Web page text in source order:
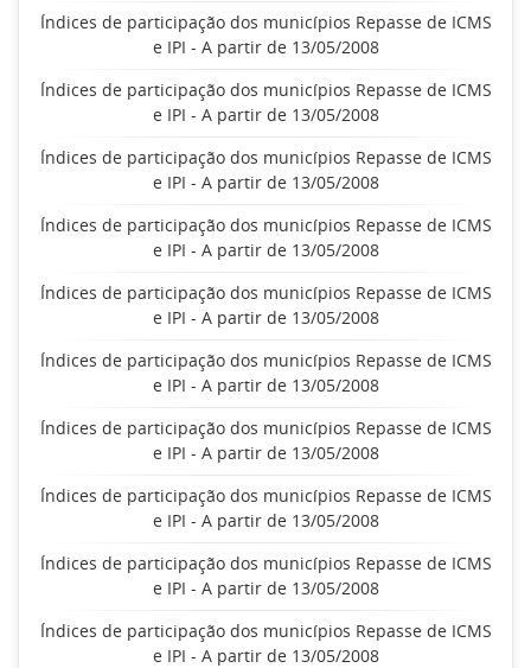
Índices de participação dos municípios Repasse de ICMS
e IPI - A partir de 13/05/2008
Índices de participação dos municípios Repasse de ICMS
e IPI - A partir de 13/05/2008
Índices de participação dos municípios Repasse de ICMS
e IPI - A partir de 13/05/2008
Índices de participação dos municípios Repasse de ICMS
e IPI - A partir de 13/05/2008
Índices de participação dos municípios Repasse de ICMS
e IPI - A partir de 13/05/2008
Índices de participação dos municípios Repasse de ICMS
e IPI - A partir de 13/05/2008
Índices de participação dos municípios Repasse de ICMS
e IPI - A partir de 13/05/2008
Índices de participação dos municípios Repasse de ICMS
e IPI - A partir de 13/05/2008
Índices de participação dos municípios Repasse de ICMS
e IPI - A partir de 13/05/2008
Índices de participação dos municípios Repasse de ICMS
e IPI - A partir de 13/05/2008